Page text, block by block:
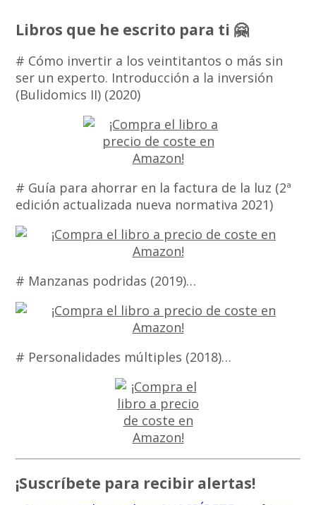
Libros que he escrito para ti 🤗
# Cómo invertir a los veintitantos o más sin
ser un experto. Introducción a la inversión
(Bulidomics II) (2020)
# Guía para ahorrar en la factura de la luz (2ª
edición actualizada nueva normativa 2021)
# Manzanas podridas (2019)…
# Personalidades múltiples (2018)…
¡Suscríbete para recibir alertas!